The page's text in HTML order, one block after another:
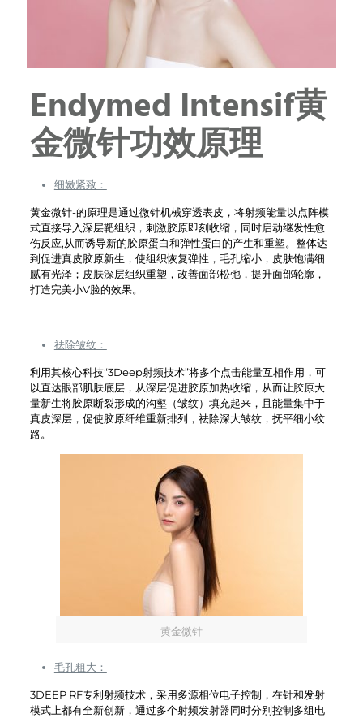
Endymed Intensif黄
金微针功效原理
细嫩紧致：
黄金微针-的原理是通过微针机械穿透表皮，将射频能量以点阵模
式直接导入深层靶组织，刺激胶原即刻收缩，同时启动继发性愈
伤反应,从而诱导新的胶原蛋白和弹性蛋白的产生和重塑。整体达
到促进真皮胶原新生，使组织恢复弹性，毛孔缩小，皮肤饱满细
腻有光泽；皮肤深层组织重塑，改善面部松弛，提升面部轮廓，
打造完美小V脸的效果。
祛除皱纹：
利用其核心科技“3Deep射频技术”将多个点击能量互相作用，可
以直达眼部肌肤底层，从深层促进胶原加热收缩，从而让胶原大
量新生将胶原断裂形成的沟壑（皱纹）填充起来，且能量集中于
真皮深层，促使胶原纤维重新排列，祛除深大皱纹，抚平细小纹
路。
黄金微针
毛孔粗大：
3DEEP RF专利射频技术，采用多源相位电子控制，在针和发射
模式上都有全新创新，通过多个射频发射器同时分别控制多组电